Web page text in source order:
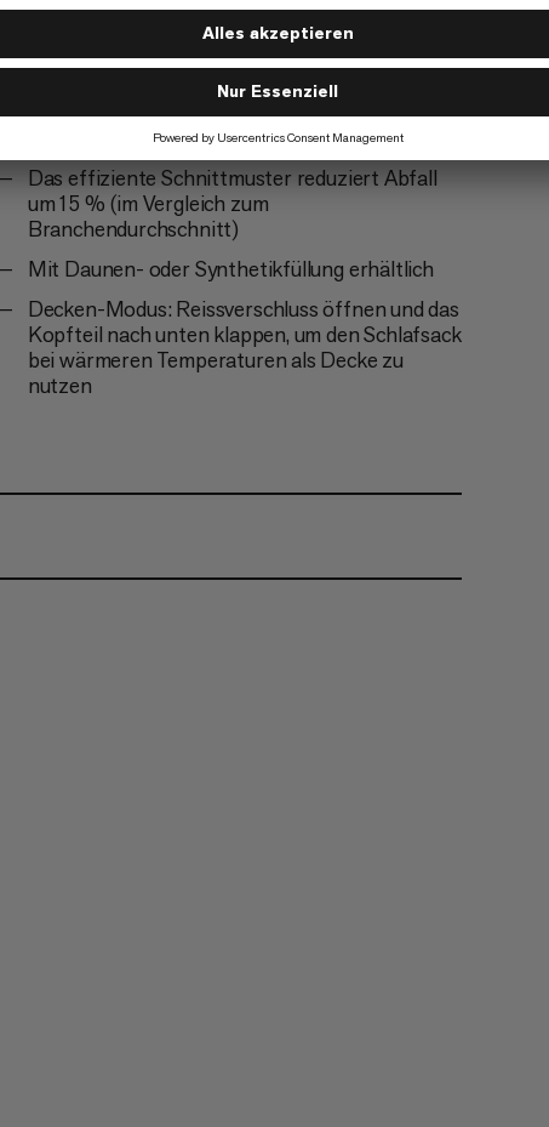
Reissverschlussgarage reduziert kalte Stellen
am Ende des Reissverschlusses
Leicht und klein verpackbar
Lieferung mit Packsack
Das effiziente Schnittmuster reduziert Abfall
um 15 % (im Vergleich zum
Branchendurchschnitt)
Mit Daunen- oder Synthetikfüllung erhältlich
Decken-Modus: Reissverschluss öffnen und das
Kopfteil nach unten klappen, um den Schlafsack
bei wärmeren Temperaturen als Decke zu
nutzen